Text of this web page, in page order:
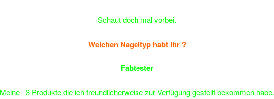
Schaut doch mal vorbei.
Welchen Nageltyp habt ihr ?
Fabtester
Meine 3 Produkte die ich freundlicherweise zur Verfügung gestellt bekommen habe.